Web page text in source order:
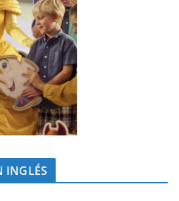
INGLÉS